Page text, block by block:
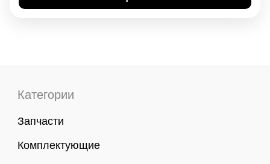
Категории
Запчасти
Комплектующие